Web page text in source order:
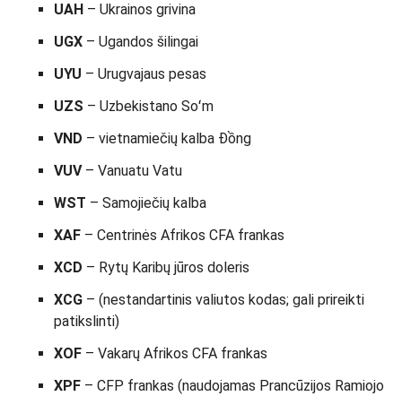
UAH – Ukrainos grivina
UGX – Ugandos šilingai
UYU – Urugvajaus pesas
UZS – Uzbekistano Soʻm
VND – vietnamiečių kalba Đồng
VUV– Vanuatu Vatu
WST – Samojiečių kalba
XAF – Centrinės Afrikos CFA frankas
XCD – Rytų Karibų jūros doleris
XCG – (nestandartinis valiutos kodas; gali prireikti
patikslinti)
XOF – Vakarų Afrikos CFA frankas
XPF – CFP frankas (naudojamas Prancūzijos Ramiojo